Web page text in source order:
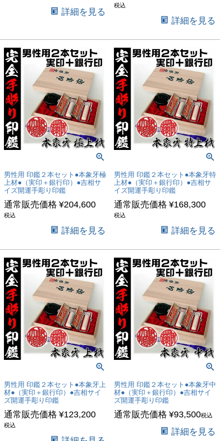
詳細を見る
税込
詳細を見る
男性用 印鑑２本セット●本象牙極
上材●（実印＋銀行印）●吉相サ
イズ開運手彫り印鑑
通常販売価格 ¥204,600
税込
詳細を見る
男性用 印鑑２本セット●本象牙特
上材●（実印＋銀行印）●吉相サ
イズ開運手彫り印鑑
通常販売価格 ¥168,300
税込
詳細を見る
男性用 印鑑２本セット●本象牙上
材●（実印＋銀行印）●吉相サイ
ズ開運手彫り印鑑
通常販売価格 ¥123,200
税込
男性用 印鑑２本セット●本象牙中
材●（実印＋銀行印）●吉相サイ
ズ開運手彫り印鑑
通常販売価格 ¥93,500税込
詳細を見る